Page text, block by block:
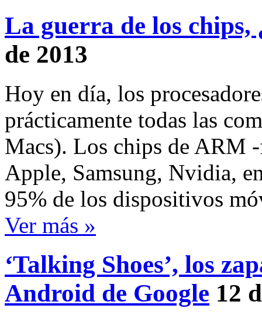
La guerra de los chips,
de 2013
Hoy en día, los
prácticamente todas las
Macs). Los chips de ARM
Apple, Samsung, Nvidia,
95% de los dispositivos
Ver más »
‘Talking Shoes’, los
Android de Google 12